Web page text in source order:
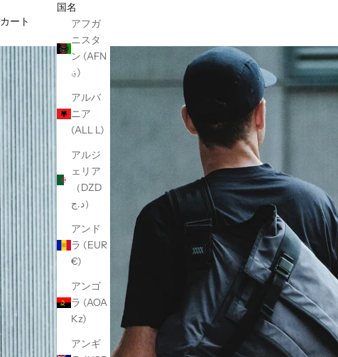
国名
アフガ
ニスタ
ン (AFN
؋)
アルバ
ニア
(ALL L)
アルジ
ェリア
（DZD
د.ج）
アンド
ラ (EUR
€)
アンゴ
ラ (AOA
Kz)
アンギ
カート